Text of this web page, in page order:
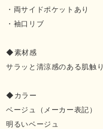
・両サイドポケットあり
・袖口リブ
◆素材感
サラッと清涼感のある肌触り
◆カラー
ベージュ（メーカー表記）
明るいベージュ